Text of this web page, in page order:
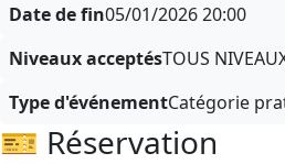
Date de fin05/01/202620:00
Niveaux acceptésTOUS
Type d'événementCatégorie
🎫 Réservation